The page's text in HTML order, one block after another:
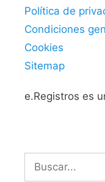
Política de
Condiciones
Cookies
Sitemap
e.Registros es
Buscar: